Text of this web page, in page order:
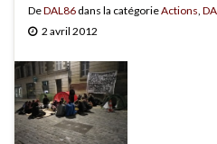
DeDAL86 dans la catégorieActions,
2 avril 2012